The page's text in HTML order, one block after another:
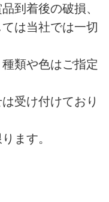
到着後の破損、
は当社では一切
類や色はご指定
受け付けており
ます。